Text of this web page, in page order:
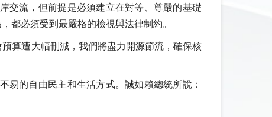
交流，但前提是必須建立在對等、尊嚴的基礎
都必須受到最嚴格的檢視與法律制約。
算遭大幅刪減，我們將盡力開源節流，確保核
易的自由民主和生活方式。誠如賴總統所說：